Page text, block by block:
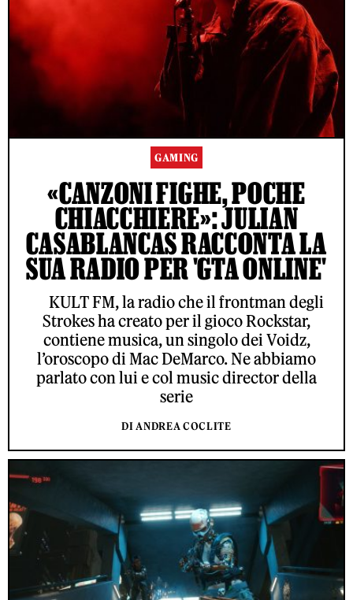
GAMING
«CANZONI FIGHE, POCHE
CHIACCHIERE»: JULIAN
CASABLANCAS RACCONTA LA
SUA RADIO PER 'GTA ONLINE'
KULT FM, la radio che il frontman degli
Strokes ha creato per il gioco Rockstar,
contiene musica, un singolo dei Voidz,
l’oroscopo di Mac DeMarco. Ne abbiamo
parlato con lui e col music director della
serie
DI ANDREA COCLITE